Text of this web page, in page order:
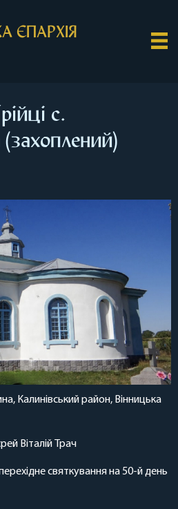
ЄПАРХІЯ
с.
Калинівський район, Вінницька
Віталій Трач
святкування на 50-й день